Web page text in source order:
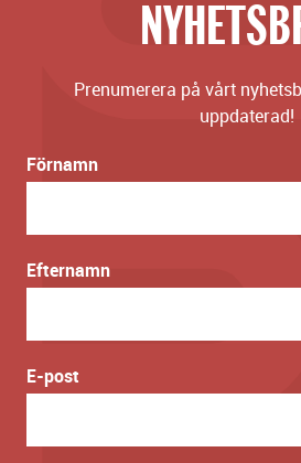
Prenumerera på vårt
uppdaterad!
Förnamn
Efternamn
E-post